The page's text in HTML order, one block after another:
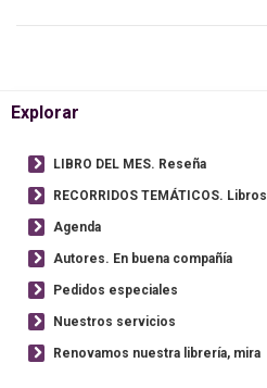
Explorar
LIBRO DEL MES. Reseña
RECORRIDOS TEMÁTICOS. Libros
Agenda
Autores. En buena compañía
Pedidos especiales
Nuestros servicios
Renovamos nuestra librería, mira